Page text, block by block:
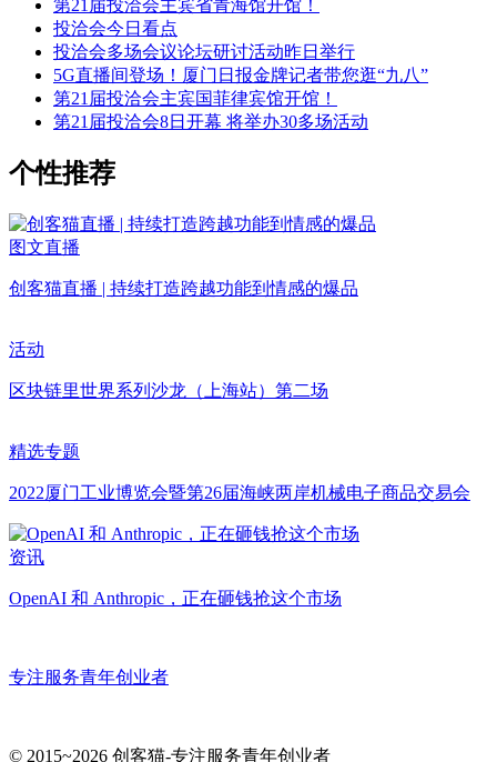
第21届投洽会主宾省青海馆开馆！
投洽会今日看点
投洽会多场会议论坛研讨活动昨日举行
5G直播间登场！厦门日报金牌记者带您逛“九八”
第21届投洽会主宾国菲律宾馆开馆！
第21届投洽会8日开幕 将举办30多场活动
个性推荐
图文直播
创客猫直播 | 持续打造跨越功能到情感的爆品
活动
区块链里世界系列沙龙（上海站）第二场
精选专题
2022厦门工业博览会暨第26届海峡两岸机械电子商品交易会
资讯
OpenAI 和 Anthropic，正在砸钱抢这个市场
专注服务青年创业者
© 2015~2026 创客猫-专注服务青年创业者